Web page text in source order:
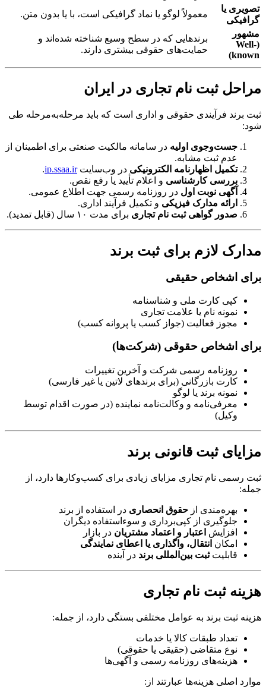
تصویری یا
گرافیکی
معمولاً لوگو یا نماد گرافیکی است، با یا بدون متن.
مشهور
(Well-
known)
برندهایی که در سطح وسیع شناخته شده‌اند و
حمایت‌های حقوقی بیشتری دارند.
مراحل ثبت نام تجاری در ایران
ثبت برند فرآیندی حقوقی و اداری است که باید مرحله‌به‌مرحله طی
شود:
جست‌وجوی اولیه در سامانه مالکیت صنعتی برای اطمینان از
عدم ثبت مشابه.
تکمیل اظهارنامه الکترونیکی در وب‌سایتip.ssaa.ir
.
بررسی کارشناسی و اعلام تأیید یا رفع نقص.
آگهی نوبت اول در روزنامه رسمی جهت اطلاع عمومی.
ارائه مدارک فیزیکی و تکمیل فرآیند اداری.
صدور گواهی ثبت نام تجاری برای مدت ۱۰ سال (قابل تمدید).
مدارک لازم برای ثبت برند
برای اشخاص حقیقی
کپی کارت ملی و شناسنامه
نمونه نام یا علامت تجاری
مجوز فعالیت (جواز کسب یا پروانه کسب)
برای اشخاص حقوقی (شرکت‌ها)
روزنامه رسمی شرکت و آخرین تغییرات
کارت بازرگانی (برای برندهای لاتین یا غیر فارسی)
نمونه برند یا لوگو
معرفی‌نامه و وکالت‌نامه نماینده (در صورت اقدام توسط
وکیل)
مزایای ثبت قانونی برند
ثبت رسمی نام تجاری مزایای زیادی برای کسب‌وکارها دارد، از
جمله:
بهره‌مندی از حقوق انحصاری در استفاده از برند
جلوگیری از کپی‌برداری و سوءاستفاده دیگران
افزایش اعتبار و اعتماد مشتریان در بازار
امکان انتقال، واگذاری یا اعطای نمایندگی
قابلیتثبت بین‌المللی برند در آینده
هزینه ثبت نام تجاری
هزینه ثبت برند به عوامل مختلفی بستگی دارد، از جمله:
تعداد طبقات کالا یا خدمات
نوع متقاضی (حقیقی یا حقوقی)
هزینه‌های روزنامه رسمی و آگهی‌ها
موارد اصلی هزینه‌ها عبارتند از: